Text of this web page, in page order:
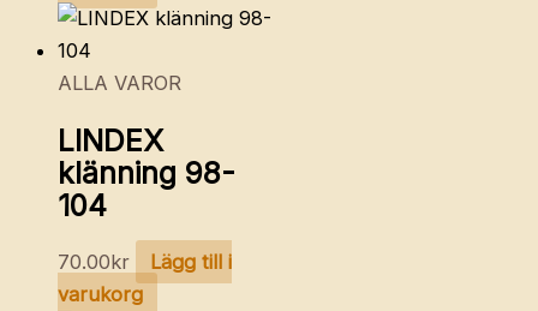
ALLA VAROR
LINDEX
klänning 98-
104
70.00kr
Lägg till i
varukorg